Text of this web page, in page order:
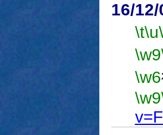
16/
\t\u
\w9
\w6
\w9